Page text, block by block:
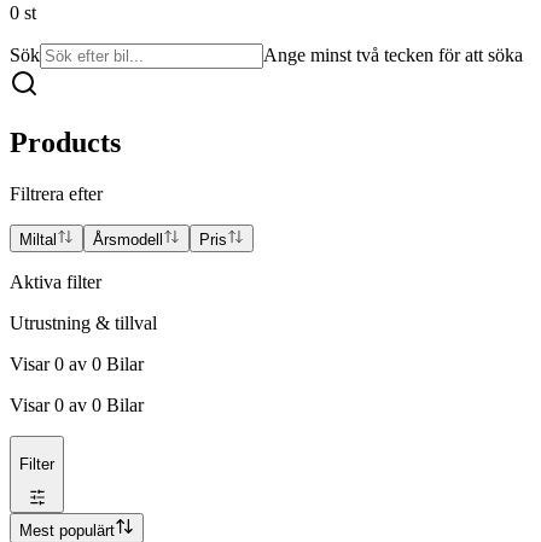
0 st
Sök Ange minst två tecken för att söka
Products
Filtrera efter
Miltal Årsmodell Pris
Aktiva filter
Utrustning & tillval
Visar0 av 0 Bilar
Visar0 av 0 Bilar
Filter
Mest populärt